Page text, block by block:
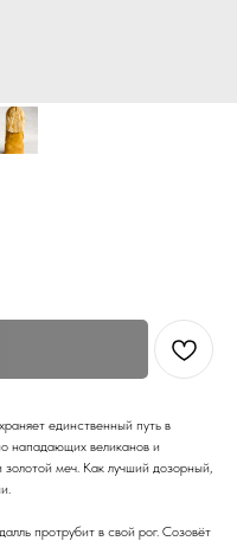
единственный путь в
нападающих великанов и
меч. Как лучший дозорный,
протрубит в свой рог. Созовёт